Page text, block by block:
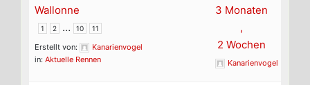
Wallonne
1 2 … 10 11
Erstellt von:
Kanarienvogel
in: Aktuelle Rennen
3 Monaten
,
2 Wochen
Kanarienvogel